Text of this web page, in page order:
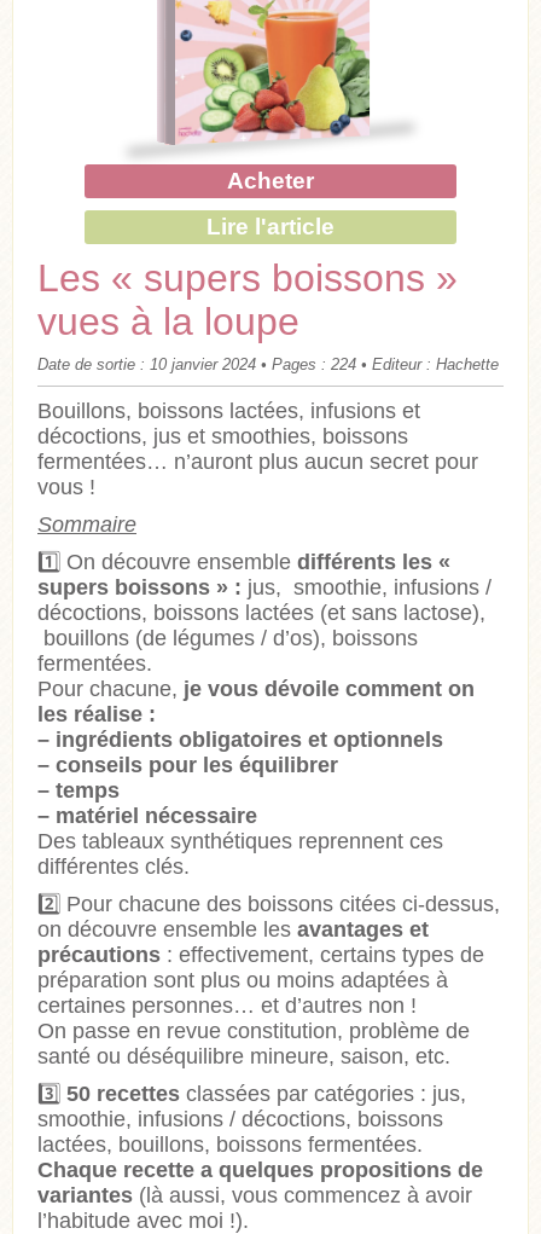
Acheter
Lire l'article
Les « supers boissons »
vues à la loupe
Date de sortie : 10 janvier 2024 • Pages : 224 • Editeur : Hachette
Bouillons, boissons lactées, infusions et
décoctions, jus et smoothies, boissons
fermentées… n’auront plus aucun secret pour
vous !
Sommaire
1️⃣ On découvre ensemble différents les «
supers boissons » : jus, smoothie, infusions /
décoctions, boissons lactées (et sans lactose),
bouillons (de légumes / d’os), boissons
fermentées.
Pour chacune, je vous dévoile comment on
les réalise :
– ingrédients obligatoires et optionnels
– conseils pour les équilibrer
– temps
– matériel nécessaire
Des tableaux synthétiques reprennent ces
différentes clés.
2️⃣ Pour chacune des boissons citées ci-dessus,
on découvre ensemble les avantages et
précautions : effectivement, certains types de
préparation sont plus ou moins adaptées à
certaines personnes… et d’autres non !
On passe en revue constitution, problème de
santé ou déséquilibre mineure, saison, etc.
3️⃣ 50 recettes classées par catégories : jus,
smoothie, infusions / décoctions, boissons
lactées, bouillons, boissons fermentées.
Chaque recette a quelques propositions de
variantes (là aussi, vous commencez à avoir
l’habitude avec moi !).